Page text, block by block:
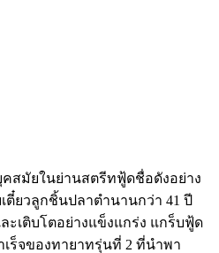
สมัยในย่านสตรีทฟู้ดชื่อดังอย่าง
เตี๋ยวลูกชิ้นปลาตำนานกว่า 41 ปี
เติบโตอย่างแข็งแกร่ง แกร็บฟู้ด
ร็จของทายาทรุ่นที่ 2 ที่นำพา